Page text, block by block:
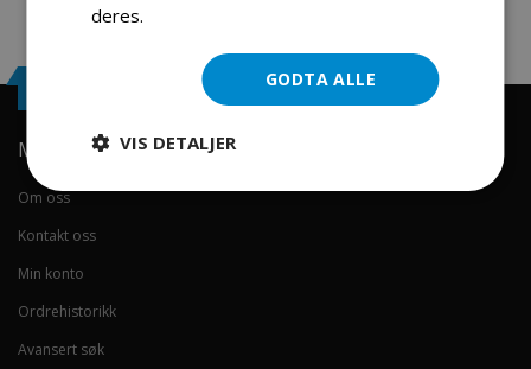
Min konto
Om oss
Kontakt oss
Min konto
Ordrehistorikk
Avansert søk
deres.
GODTA ALLE
VIS DETALJER